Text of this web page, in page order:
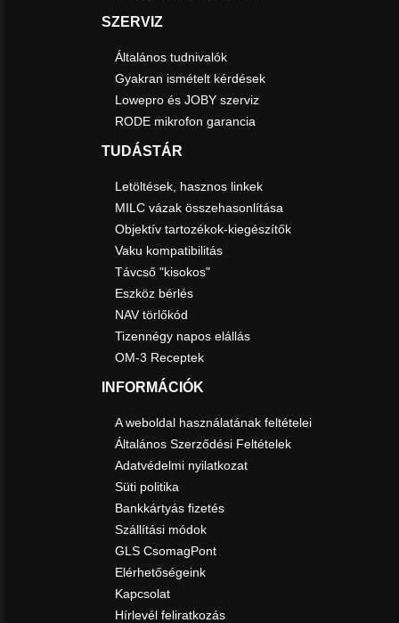
SZERVIZ
Általános tudnivalók
Gyakran ismételt kérdések
Lowepro és JOBY szerviz
RODE mikrofon garancia
TUDÁSTÁR
Letöltések, hasznos linkek
MILC vázak összehasonlítása
Objektív tartozékok-kiegészítők
Vaku kompatibilitás
Távcső "kisokos"
Eszköz bérlés
NAV törlőkód
Tizennégy napos elállás
OM-3 Receptek
INFORMÁCIÓK
A weboldal használatának feltételei
Általános Szerződési Feltételek
Adatvédelmi nyilatkozat
Süti politika
Bankkártyás fizetés
Szállítási módok
GLS CsomagPont
Elérhetőségeink
Kapcsolat
Hírlevél feliratkozás